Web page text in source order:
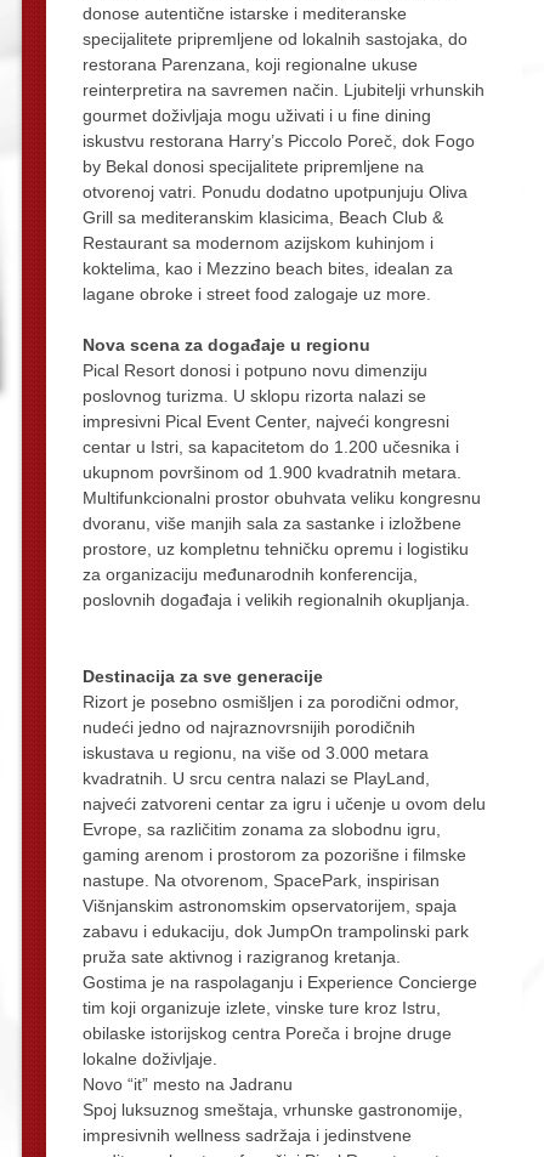
donose autentične istarske i mediteranske
specijalitete pripremljene od lokalnih sastojaka, do
restorana Parenzana, koji regionalne ukuse
reinterpretira na savremen način. Ljubitelji vrhunskih
gourmet doživljaja mogu uživati i u fine dining
iskustvu restorana Harry’s Piccolo Poreč, dok Fogo
by Bekal donosi specijalitete pripremljene na
otvorenoj vatri. Ponudu dodatno upotpunjuju Oliva
Grill sa mediteranskim klasicima, Beach Club &
Restaurant sa modernom azijskom kuhinjom i
koktelima, kao i Mezzino beach bites, idealan za
lagane obroke i street food zalogaje uz more.
Nova scena za događaje u regionu
Pical Resort donosi i potpuno novu dimenziju
poslovnog turizma. U sklopu rizorta nalazi se
impresivni Pical Event Center, najveći kongresni
centar u Istri, sa kapacitetom do 1.200 učesnika i
ukupnom površinom od 1.900 kvadratnih metara.
Multifunkcionalni prostor obuhvata veliku kongresnu
dvoranu, više manjih sala za sastanke i izložbene
prostore, uz kompletnu tehničku opremu i logistiku
za organizaciju međunarodnih konferencija,
poslovnih događaja i velikih regionalnih okupljanja.
Destinacija za sve generacije
Rizort je posebno osmišljen i za porodični odmor,
nudeći jedno od najraznovrsnijih porodičnih
iskustava u regionu, na više od 3.000 metara
kvadratnih. U srcu centra nalazi se PlayLand,
najveći zatvoreni centar za igru i učenje u ovom delu
Evrope, sa različitim zonama za slobodnu igru,
gaming arenom i prostorom za pozorišne i filmske
nastupe. Na otvorenom, SpacePark, inspirisan
Višnjanskim astronomskim opservatorijem, spaja
zabavu i edukaciju, dok JumpOn trampolinski park
pruža sate aktivnog i razigranog kretanja.
Gostima je na raspolaganju i Experience Concierge
tim koji organizuje izlete, vinske ture kroz Istru,
obilaske istorijskog centra Poreča i brojne druge
lokalne doživljaje.
Novo “it” mesto na Jadranu
Spoj luksuznog smeštaja, vrhunske gastronomije,
impresivnih wellness sadržaja i jedinstvene